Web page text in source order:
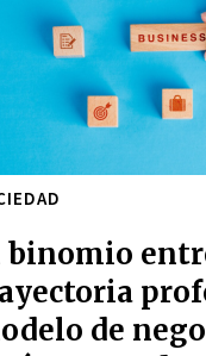
binomio
de